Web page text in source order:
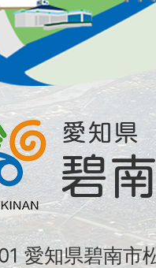
愛知県碧南市